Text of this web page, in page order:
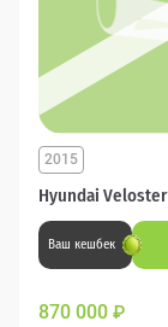
Hyundai Veloster
2015
Ваш кешбек
870 000 ₽